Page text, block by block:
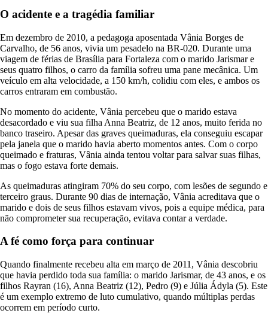
O acidente e a tragédia familiar
Em dezembro de 2010, a pedagoga aposentada Vânia Borges de
Carvalho, de 56 anos, vivia um pesadelo na BR-020. Durante uma
viagem de férias de Brasília para Fortaleza com o marido Jarismar e
seus quatro filhos, o carro da família sofreu uma pane mecânica. Um
veículo em alta velocidade, a 150 km/h, colidiu com eles, e ambos os
carros entraram em combustão.
No momento do acidente, Vânia percebeu que o marido estava
desacordado e viu sua filha Anna Beatriz, de 12 anos, muito ferida no
banco traseiro. Apesar das graves queimaduras, ela conseguiu escapar
pela janela que o marido havia aberto momentos antes. Com o corpo
queimado e fraturas, Vânia ainda tentou voltar para salvar suas filhas,
mas o fogo estava forte demais.
As queimaduras atingiram 70% do seu corpo, com lesões de segundo e
terceiro graus. Durante 90 dias de internação, Vânia acreditava que o
marido e dois de seus filhos estavam vivos, pois a equipe médica, para
não comprometer sua recuperação, evitava contar a verdade.
A fé como força para continuar
Quando finalmente recebeu alta em março de 2011, Vânia descobriu
que havia perdido toda sua família: o marido Jarismar, de 43 anos, e os
filhos Rayran (16), Anna Beatriz (12), Pedro (9) e Júlia Ádyla (5). Este
é um exemplo extremo de luto cumulativo, quando múltiplas perdas
ocorrem em período curto.